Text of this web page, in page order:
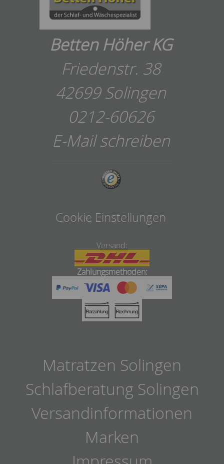
Betten Höher KG
Friedenstr. 38
42699 Solingen
0212-60626
E-Mail schreiben
Cookie Einstellungen
Versand:
Zahlungsmethoden:
Matratzen Solingen
Schlafberatung Solingen
Versandinformationen
Marken